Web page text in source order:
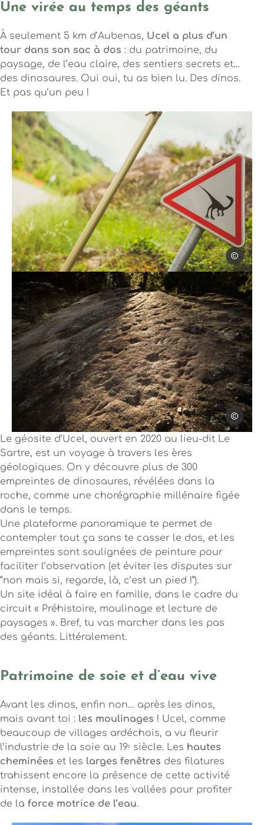
Une virée au temps des géants
À seulement 5 km d’Aubenas, Ucel a plus d’un
tour dans son sac à dos : du patrimoine, du
paysage, de l’eau claire, des sentiers secrets et…
des dinosaures. Oui oui, tu as bien lu. Des dinos.
Et pas qu’un peu !
Photo, © Steph Tripot
Steph
Photo, © Simon Bugnon
Simon
Le géosite d’Ucel, ouvert en 2020 au lieu-dit Le
Sartre, est un voyage à travers les ères
géologiques. On y découvre plus de 300
empreintes de dinosaures, révélées dans la
roche, comme une chorégraphie millénaire figée
dans le temps.
Une plateforme panoramique te permet de
contempler tout ça sans te casser le dos, et les
empreintes sont soulignées de peinture pour
faciliter l’observation (et éviter les disputes sur
“non mais si, regarde, là, c’est un pied !”).
Un site idéal à faire en famille, dans le cadre du
circuit « Préhistoire, moulinage et lecture de
paysages ». Bref, tu vas marcher dans les pas
des géants. Littéralement.
Patrimoine de soie et d’eau vive
Avant les dinos, enfin non… après les dinos,
mais avant toi : les moulinages ! Ucel, comme
beaucoup de villages ardéchois, a vu fleurir
l’industrie de la soie au 19ᵉ siècle. Les hautes
cheminées et les larges fenêtres des filatures
trahissent encore la présence de cette activité
intense, installée dans les vallées pour profiter
de la force motrice de l’eau.